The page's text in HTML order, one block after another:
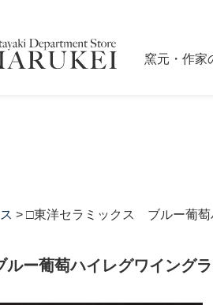
窯元・作家
> □東洋セラミックス ブルー葡萄
ー葡萄ハイレグワイング